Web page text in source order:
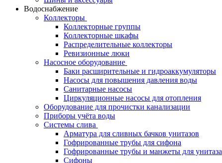
Водоснабжение
Коллекторы
Коллекторные группы
Коллекторные шкафы
Распределительные коллекторы
Ревизионные люки
Насосное оборудование
Баки расширительные и гидроаккумуляторы
Насосы для повышения давления воды
Санитарные насосы
Циркуляционные насосы для отопления
Оборудование для прочистки канализации
Приборы учёта воды
Системы слива
Арматура для сливных бачков унитазов
Гофрированные трубы для сифона
Гофрированные трубы и манжеты для унитаза
Сифоны